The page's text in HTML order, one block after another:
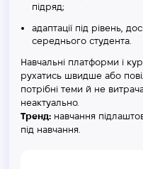
підряд;
адаптації під рівень,
середнього студента.
Навчальні платформи і
рухатись швидше або
потрібні теми й не
неактуально.
Тренд: навчання
під навчання.